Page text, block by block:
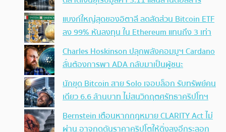
แบงก์ใหญ่สุดของอิตาลี ลดสัดส่วน Bitcoin ETF
ลง 99% หันลงทุน ใน Ethereum แทนถึง 3 เท่า
Charles Hoskinson ปลุกพลังคอมมูฯ Cardano
ลั่นต้องการพา ADA กลับมาเป็นผู้ชนะ
นักขุด Bitcoin สาย Solo เจอบล็อก รับทรัพย์คน
เดียว 6.6 ล้านบาท ไม่สนวิกฤตศรัทธาคริปโทฯ
Bernstein เตือนหากกฎหมาย CLARITY Act ไม่
ผ่าน อาจกดดันราคาคริปโตให้ดิ่งลงอีกระลอก